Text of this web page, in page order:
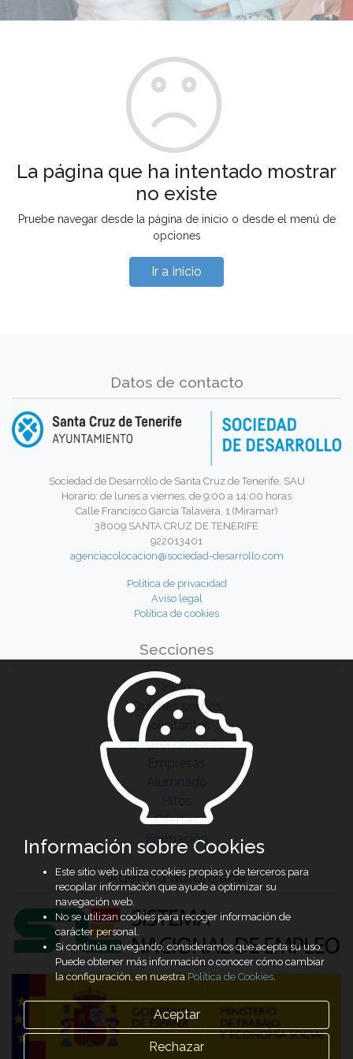
La página que ha intentado mostrar
no existe
Pruebe navegar desde la página de inicio o desde el menú de
opciones
Ir a Inicio
Datos de contacto
Sociedad de Desarrollo de Santa Cruz de Tenerife, SAU
Horario: de lunes a viernes, de 9:00 a 14:00 horas
Calle Francisco García Talavera, 1 (Miramar)
38009 SANTA CRUZ DE TENERIFE
922013401
agenciacolocacion@sociedad-desarrollo.com
Política de privacidad
Aviso legal
Política de cookies
Secciones
Inicio
Quiénes somos
Solicitantes
Emprendimiento
Empresas
Alumnado
Hitos
Ofertas
Formación
Agencia autorizada
Información sobre Cookies
Este sitio web utiliza cookies propias y de terceros para
recopilar información que ayude a optimizar su
navegación web.
No se utilizan cookies para recoger información de
carácter personal.
Si continúa navegando, consideramos que acepta su uso.
Puede obtener más información o conocer cómo cambiar
la configuración, en nuestraPolítica de Cookies.
Aceptar
Rechazar